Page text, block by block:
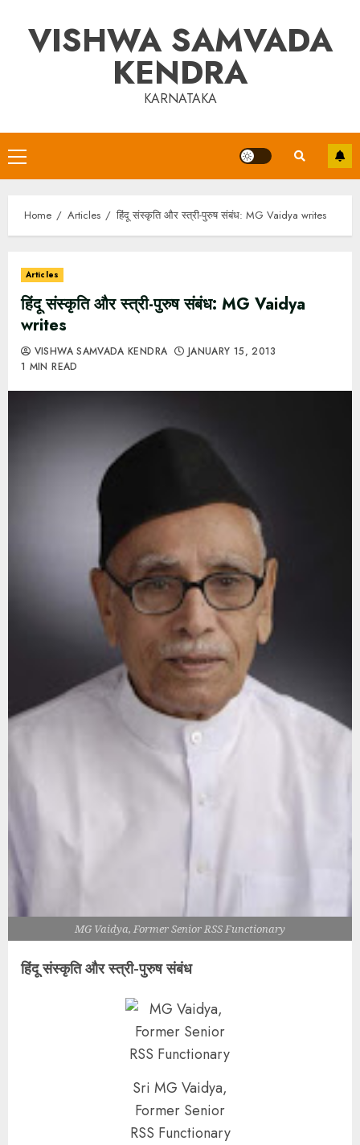
contentVISHWA SAMVADA
KENDRA
KARNATAKA
Primary
Menu
Home Articles हिंदू संस्कृति और स्त्री-पुरुष संबंध: MG Vaidya writes
Articles
हिंदू संस्कृति और स्त्री-पुरुष संबंध: MG Vaidya
writes
VISHWA SAMVADA KENDRA
JANUARY 15, 2013
1 MIN READ
MG Vaidya, Former Senior RSS Functionary
हिंदू संस्कृति और स्त्री-पुरुष संबंध
Sri MG Vaidya,
Former Senior
RSS Functionary